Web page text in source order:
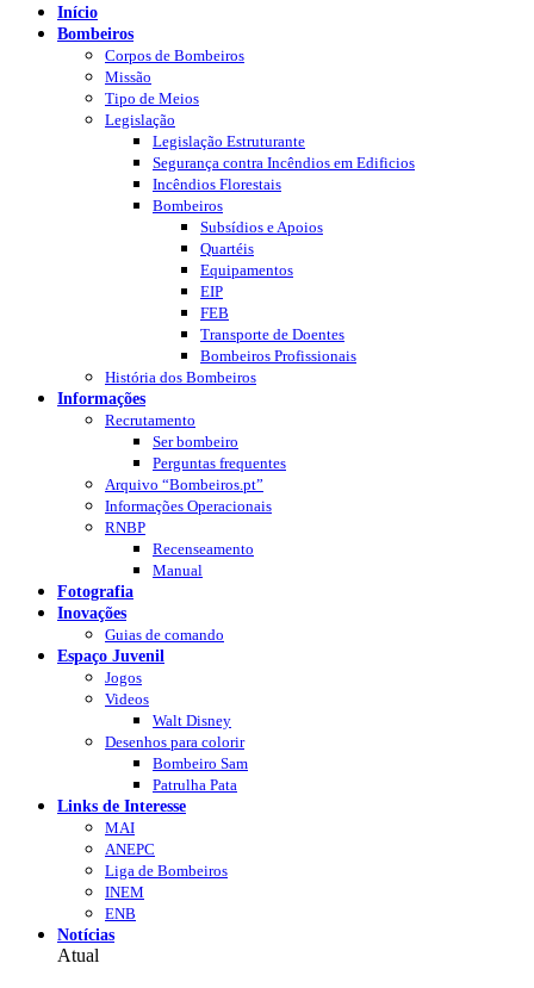
Início
Bombeiros
Corpos de Bombeiros
Missão
Tipo de Meios
Legislação
Legislação Estruturante
Segurança contra Incêndios em Edificios
Incêndios Florestais
Bombeiros
Subsídios e Apoios
Quartéis
Equipamentos
EIP
FEB
Transporte de Doentes
Bombeiros Profissionais
História dos Bombeiros
Informações
Recrutamento
Ser bombeiro
Perguntas frequentes
Arquivo “Bombeiros.pt”
Informações Operacionais
RNBP
Recenseamento
Manual
Fotografia
Inovações
Guias de comando
Espaço Juvenil
Jogos
Videos
Walt Disney
Desenhos para colorir
Bombeiro Sam
Patrulha Pata
Links de Interesse
MAI
ANEPC
Liga de Bombeiros
INEM
ENB
Notícias
Atual